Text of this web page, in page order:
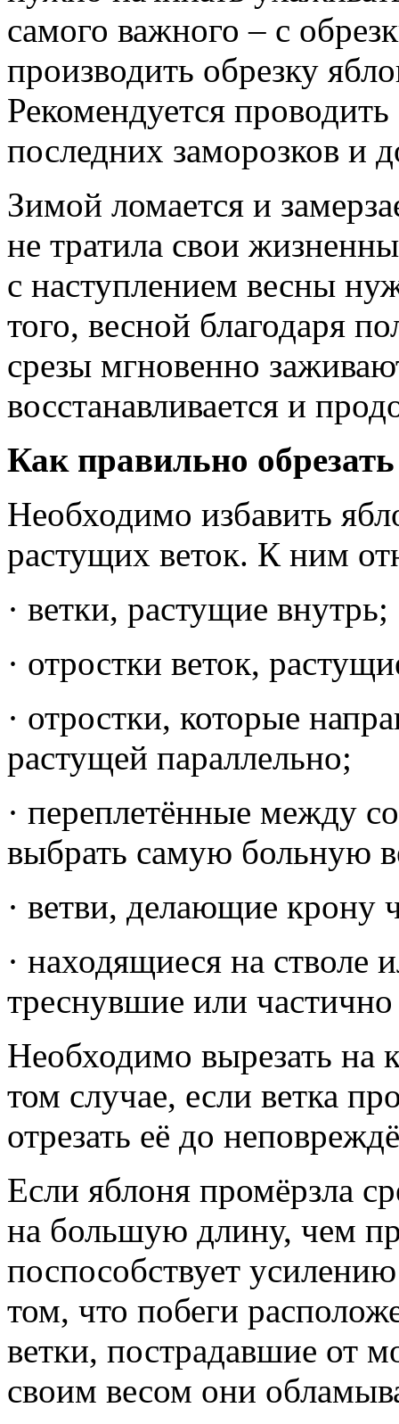
самого важного – с
производить обрезку
Рекомендуется
последних заморозков и
Зимой ломается и
не тратила свои
с наступлением весны
того, весной благодаря
срезы мгновенно
восстанавливается и
Как правильно
Необходимо избавить
растущих веток. К ним
· ветки, растущие внутрь;
· отростки веток,
· отростки, которые
растущей параллельно;
· переплетённые между
выбрать самую больную
· ветви, делающие крону
· находящиеся на стволе
треснувшие или
Необходимо вырезать на
том случае, если ветка
отрезать её до
Если яблоня промёрзла
на большую длину, чем
поспособствует
том, что побеги
ветки, пострадавшие от
своим весом они